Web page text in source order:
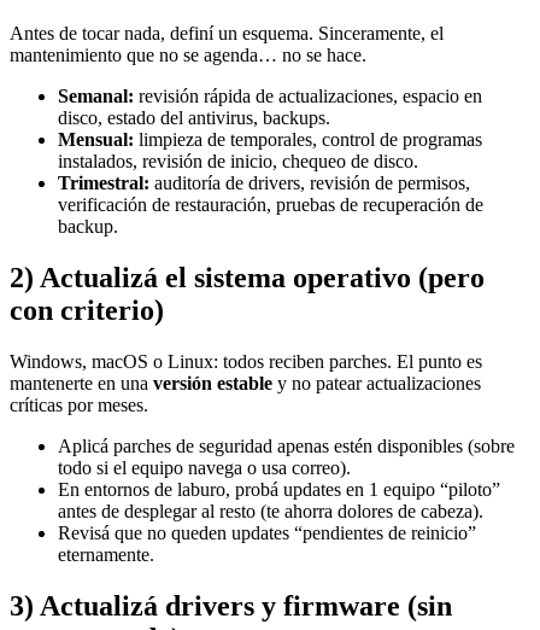
Antes de tocar nada, definí un esquema. Sinceramente, el
mantenimiento que no se agenda… no se hace.
Semanal: revisión rápida de actualizaciones, espacio en
disco, estado del antivirus, backups.
Mensual: limpieza de temporales, control de programas
instalados, revisión de inicio, chequeo de disco.
Trimestral: auditoría de drivers, revisión de permisos,
verificación de restauración, pruebas de recuperación de
backup.
2) Actualizá el sistema operativo (pero
con criterio)
Windows, macOS o Linux: todos reciben parches. El punto es
mantenerte en una versión estable y no patear actualizaciones
críticas por meses.
Aplicá parches de seguridad apenas estén disponibles (sobre
todo si el equipo navega o usa correo).
En entornos de laburo, probá updates en 1 equipo “piloto”
antes de desplegar al resto (te ahorra dolores de cabeza).
Revisá que no queden updates “pendientes de reinicio”
eternamente.
3) Actualizá drivers y firmware (sin